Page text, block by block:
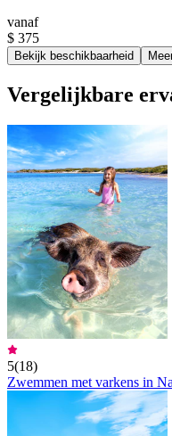
vanaf
$ 375
Bekijk beschikbaarheid
Vergelijkbare
5(18)
Zwemmen met varkens in